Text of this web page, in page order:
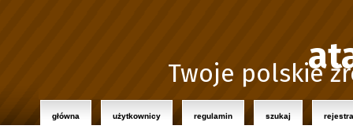
Twoje polskie
główna użytkownicy regulamin szukaj